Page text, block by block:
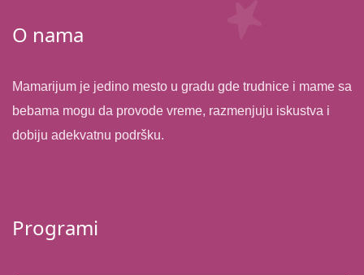
O nama
Mamarijum je jedino mesto u gradu gde trudnice i mame sa
bebama mogu da provode vreme, razmenjuju iskustva i
dobiju adekvatnu podršku.
Programi